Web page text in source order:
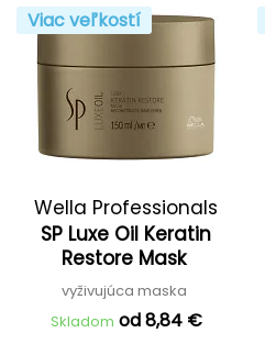
Viac veľkostí
Wella Professionals
SP Luxe Oil Keratin
Restore Mask
vyživujúca maska
Skladom od 8,84 €